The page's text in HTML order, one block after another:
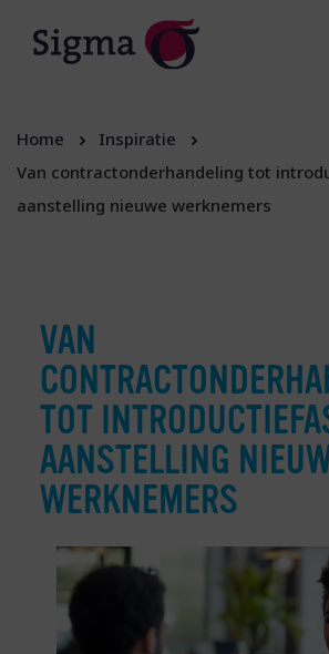
Home
Inspiratie
Van contractonderhandeling tot
aanstelling nieuwe werknemers
VAN
TOT
AANSTELLING
WERKNEMERS